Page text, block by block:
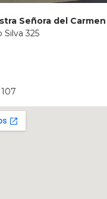
Señora del Carmen
Silva 325